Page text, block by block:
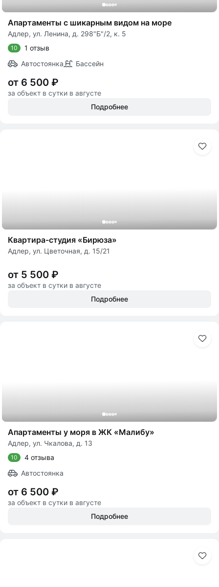
Апартаменты с шикарным видом на море
Адлер, ул. Ленина, д. 298"Б"/2, к. 5
10
1 отзыв
Автостоянка
Бассейн
от 6 500 ₽
за объект в сутки в августе
Подробнее
Квартира-студия «Бирюза»
Адлер, ул. Цветочная, д. 15/21
от 5 500 ₽
за объект в сутки в августе
Подробнее
Апартаменты у моря в ЖК «Малибу»
Адлер, ул. Чкалова, д. 13
10
4 отзыва
Автостоянка
от 6 500 ₽
за объект в сутки в августе
Подробнее